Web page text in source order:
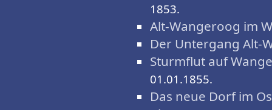
1853.
Alt-Wangeroog im
Der Untergang Alt-
Sturmflut auf
01.01.1855.
Das neue Dorf im